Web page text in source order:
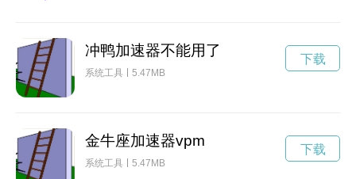
冲鸭加速器不能用了
系统工具 5.47MB
下载
金牛座加速器vpm
系统工具 5.47MB
下载